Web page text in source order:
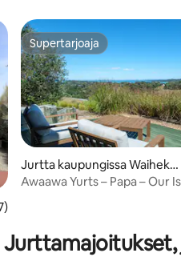
arvio 4,75/5, 57 arvostelua
Supertarjoaja
Supertarjoaja
Jurtta kaupungissa Waiheke I
sland
Awaawa Yurts – Papa – Our
Jurttamajoitukset,